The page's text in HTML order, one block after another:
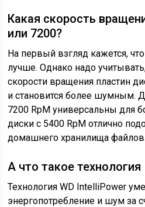
Какая скорость
или 7200?
На первый взгляд кажется,
лучше. Однако надо
скорости вращения пластин
и становится более шумным.
7200 RpM универсальны для
диски с 5400 RpM отлично
домашнего хранилища файлов.
А что такое
Технология WD IntelliPower
энергопотребление и шум за